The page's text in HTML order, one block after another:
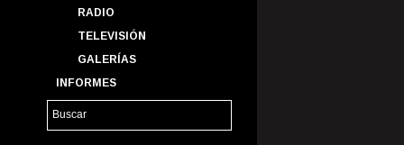
RADIO
TELEVISIÓN
GALERÍAS
INFORMES